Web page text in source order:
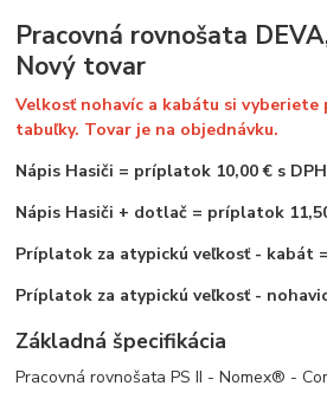
Pracovná rovnošata
Nový tovar
Velkosť nohavíc a kabátu si
tabuľky. Tovar je na objednávku.
Nápis Hasiči = príplatok 10,00 € s DPH
Nápis Hasiči + dotlač = príplatok
Príplatok za atypickú veľkosť - kabát
Príplatok za atypickú veľkosť -
Základná špecifikácia
Pracovná rovnošata PS II - Nomex® -